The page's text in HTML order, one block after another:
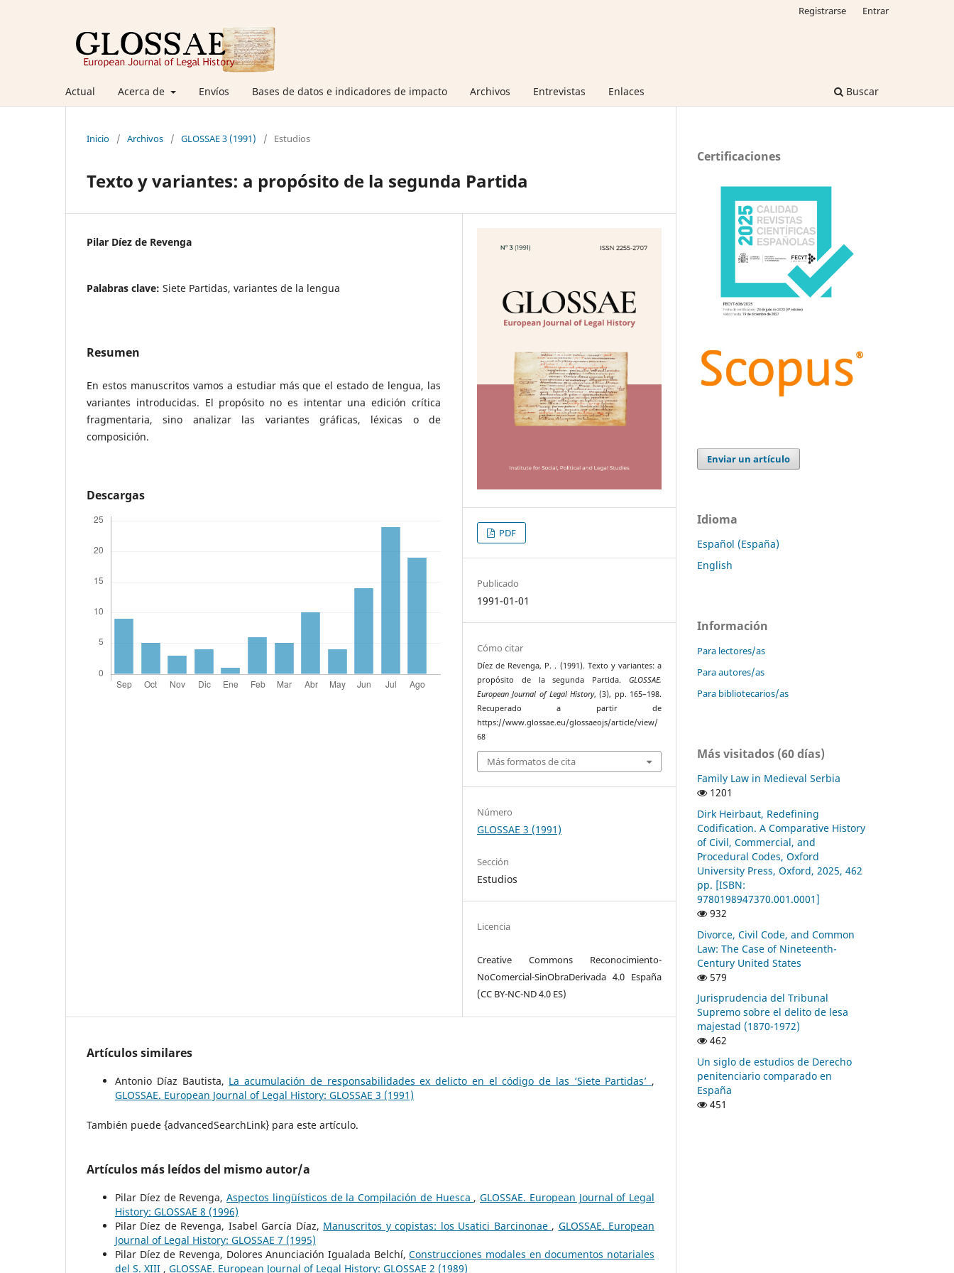
Actual Acerca de Envíos Bases de datos e indicadores de impacto Archivos Entrevistas Enlaces Buscar
Registrarse Entrar
Inicio / Archivos / GLOSSAE 3 (1991) / Estudios
Texto y variantes: a propósito de la segunda Partida
Pilar Díez de Revenga
Palabras clave: Siete Partidas, variantes de la lengua
Resumen
En estos manuscritos vamos a estudiar más que el estado de lengua, las
variantes introducidas. El propósito no es intentar una edición crítica
fragmentaria, sino analizar las variantes gráficas, léxicas o de
composición.
Descargas
PDF
Publicado
1991-01-01
Cómo citar
Díez de Revenga, P. . (1991). Texto y variantes: a
propósito de la segunda Partida. GLOSSAE.
European Journal of Legal History, (3), pp. 165–198.
Recuperado a partir de
https://www.glossae.eu/glossaeojs/article/view/
68
Más formatos de cita
Número
GLOSSAE 3 (1991)
Sección
Estudios
Licencia
Creative Commons Reconocimiento-
NoComercial-SinObraDerivada 4.0 España
(CC BY-NC-ND 4.0 ES)
Artículos similares
Antonio Díaz Bautista, La acumulación de responsabilidades ex delicto en el código de las ‘Siete Partidas’ ,
GLOSSAE. European Journal of Legal History: GLOSSAE 3 (1991)
También puede {advancedSearchLink} para este artículo.
Artículos más leídos del mismo autor/a
Pilar Díez de Revenga, Aspectos lingüísticos de la Compilación de Huesca , GLOSSAE. European Journal of Legal
History: GLOSSAE 8 (1996)
Pilar Díez de Revenga, Isabel García Díaz, Manuscritos y copistas: los Usatici Barcinonae , GLOSSAE. European
Journal of Legal History: GLOSSAE 7 (1995)
Pilar Díez de Revenga, Dolores Anunciación Igualada Belchí,Construcciones modales en documentos notariales
del S. XIII , GLOSSAE. European Journal of Legal History: GLOSSAE 2 (1989)
Certificaciones
Enviar un artículo
Idioma
Español (España)
English
Información
Para lectores/as
Para autores/as
Para bibliotecarios/as
Más visitados (60 días)
Family Law in Medieval Serbia
1201
Dirk Heirbaut, Redefining
Codification. A Comparative History
of Civil, Commercial, and
Procedural Codes, Oxford
University Press, Oxford, 2025, 462
pp. [ISBN:
9780198947370.001.0001]
932
Divorce, Civil Code, and Common
Law: The Case of Nineteenth-
Century United States
579
Jurisprudencia del Tribunal
Supremo sobre el delito de lesa
majestad (1870-1972)
462
Un siglo de estudios de Derecho
penitenciario comparado en
España
451